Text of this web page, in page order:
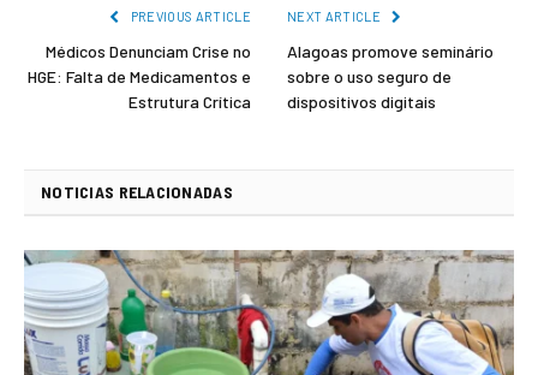
PREVIOUS ARTICLE
Médicos Denunciam Crise no
HGE: Falta de Medicamentos e
Estrutura Crítica
NEXT ARTICLE
Alagoas promove seminário
sobre o uso seguro de
dispositivos digitais
NOTICIAS RELACIONADAS